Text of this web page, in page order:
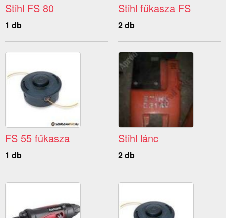
Stihl FS 80
1 db
Stihl fűkasza FS
2 db
FS 55 fűkasza
1 db
Stihl lánc
2 db